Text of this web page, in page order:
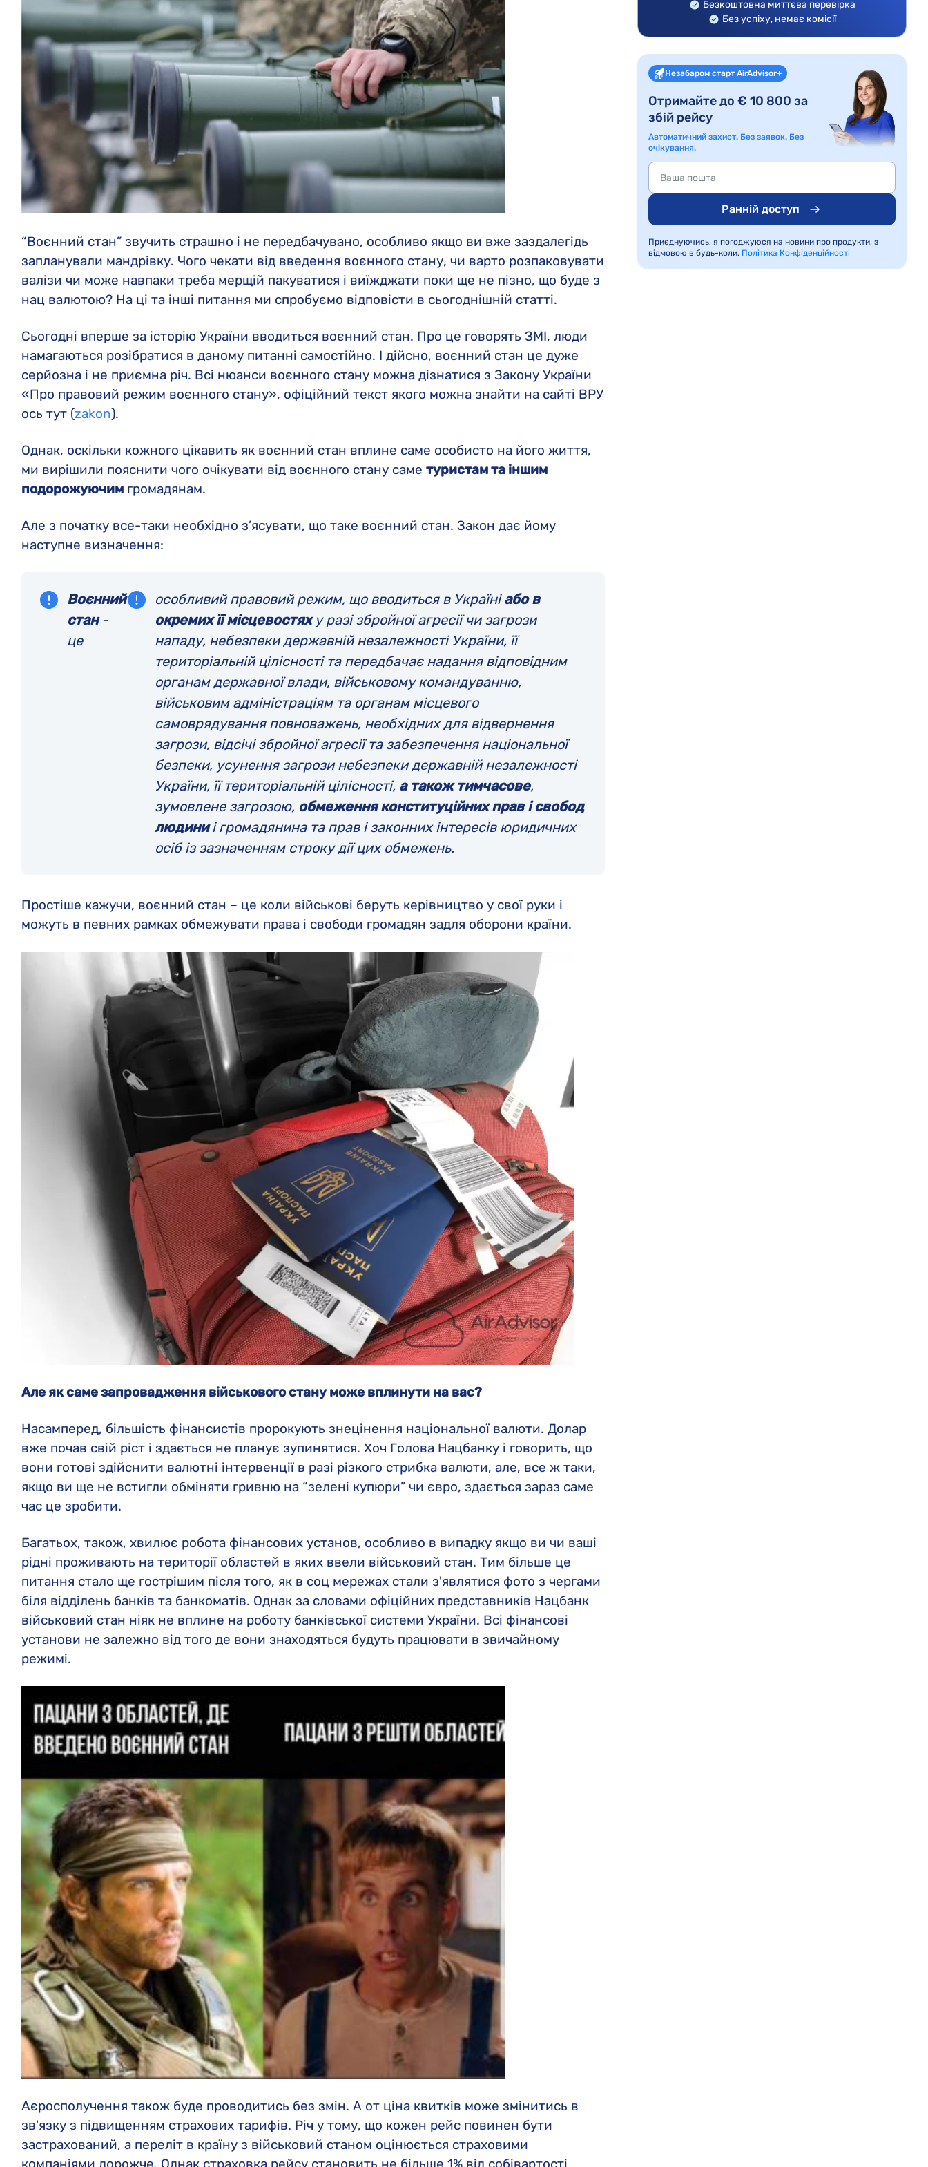
Компенсація easyJet
Компенсація Air Canada
“Воєнний стан” звучить страшно і не передбачувано, особливо якщо ви вже заздалегідь
запланували мандрівку. Чого чекати від введення воєнного стану, чи варто розпаковувати
валізи чи може навпаки треба мерщій пакуватися і виїжджати поки ще не пізно, що буде з
нац валютою? На ці та інші питання ми спробуємо відповісти в сьогоднішній статті.
Сьогодні вперше за історію України вводиться воєнний стан. Про це говорять ЗМІ, люди
намагаються розібратися в даному питанні самостійно. І дійсно, воєнний стан це дуже
серйозна і не приємна річ. Всі нюанси воєнного стану можна дізнатися з Закону України
«Про правовий режим воєнного стану», офіційний текст якого можна знайти на сайті ВРУ
ось тут (zakon).
Однак, оскільки кожного цікавить як воєнний стан вплине саме особисто на його життя,
ми вирішили пояснити чого очікувати від воєнного стану саме туристам та іншим
подорожуючим громадянам.
Але з початку все-таки необхідно з’ясувати, що таке воєнний стан. Закон дає йому
наступне визначення:
Воєнний
стан-
це
особливий правовий режим, що вводиться в Україніабо в
окремих її місцевостяху разі збройної агресії чи загрози
нападу, небезпеки державній незалежності України, її
територіальній цілісності та передбачає надання відповідним
органам державної влади, військовому командуванню,
військовим адміністраціям та органам місцевого
самоврядування повноважень, необхідних для відвернення
загрози, відсічі збройної агресії та забезпечення національної
безпеки, усунення загрози небезпеки державній незалежності
України, її територіальній цілісності, а також тимчасове,
зумовлене загрозою, обмеження конституційних прав і свобод
людиниі громадянина та прав і законних інтересів юридичних
осіб із зазначенням строку дії цих обмежень.
Простіше кажучи, воєнний стан – це коли військові беруть керівництво у свої руки і
можуть в певних рамках обмежувати права і свободи громадян задля оборони країни.
Але як саме запровадження військового стану може вплинути на вас?
Насамперед, більшість фінансистів пророкують знецінення національної валюти. Долар
вже почав свій ріст і здається не планує зупинятися. Хоч Голова Нацбанку і говорить, що
вони готові здійснити валютні інтервенції в разі різкого стрибка валюти, але, все ж таки,
якщо ви ще не встигли обміняти гривню на “зелені купюри” чи євро, здається зараз саме
час це зробити.
Багатьох, також, хвилює робота фінансових установ, особливо в випадку якщо ви чи ваші
рідні проживають на території областей в яких ввели військовий стан. Тим більше це
питання стало ще гострішим після того, як в соц мережах стали з'являтися фото з чергами
біля відділень банків та банкоматів. Однак за словами офіційних представників Нацбанк
військовий стан ніяк не вплине на роботу банківської системи України. Всі фінансові
установи не залежно від того де вони знаходяться будуть працювати в звичайному
режимі.
Аєросполучення також буде проводитись без змін. А от ціна квитків може змінитись в
зв'язку з підвищенням страхових тарифів. Річ у тому, що кожен рейс повинен бути
застрахований, а переліт в країну з військовий станом оцінюється страховими
Безкоштовна миттєва перевірка
Без успіху, немає комісії
Незабаром старт AirAdvisor+
Отримайте до € 10 800 за
збій рейсу
Автоматичний захист. Без заявок. Без
очікування.
Ранній доступ
Приєднуючись, я погоджуюся на новини про продукти, з
відмовою в будь-коли. Політика Конфіденційності